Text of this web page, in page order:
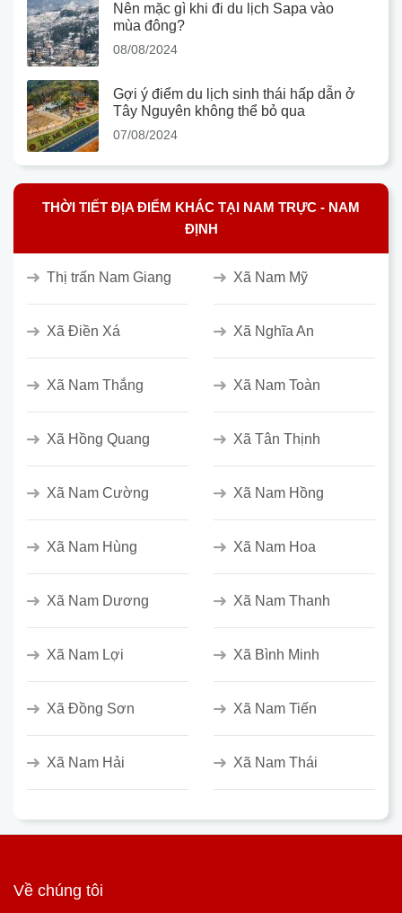
Nên mặc gì khi đi du lịch Sapa vào
mùa đông?
08/08/2024
Gợi ý điểm du lịch sinh thái hấp dẫn ở
Tây Nguyên không thể bỏ qua
07/08/2024
THỜI TIẾT ĐỊA ĐIỂM KHÁC TẠI NAM TRỰC - NAM
ĐỊNH
Thị trấn Nam Giang Xã Nam Mỹ
Xã Điền Xá Xã Nghĩa An
Xã Nam Thắng Xã Nam Toàn
Xã Hồng Quang Xã Tân Thịnh
Xã Nam Cường Xã Nam Hồng
Xã Nam Hùng Xã Nam Hoa
Xã Nam Dương Xã Nam Thanh
Xã Nam Lợi Xã Bình Minh
Xã Đồng Sơn Xã Nam Tiến
Xã Nam Hải Xã Nam Thái
Về chúng tôi